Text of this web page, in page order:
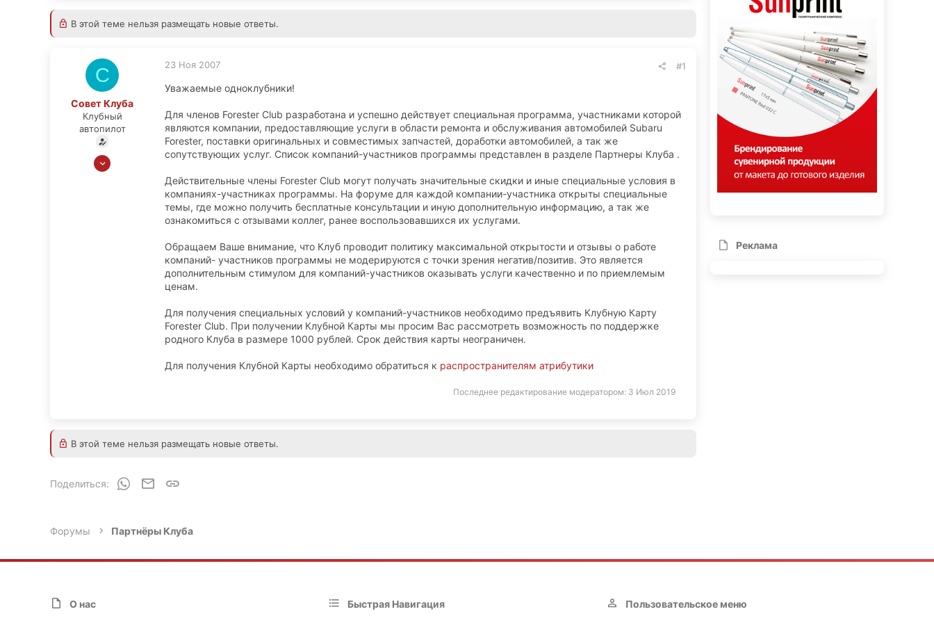
В этой теме нельзя размещать новые ответы.
С
Совет Клуба
Клубный
автопилот
7 Июн 2010
23 Ноя 2007 #1
Уважаемые одноклубники!
Для членов Forester Club разработана и успешно действует специальная программа, участниками которой
являются компании, предоставляющие услуги в области ремонта и обслуживания автомобилей Subaru
Forester, поставки оригинальных и совместимых запчастей, доработки автомобилей, а так же
сопутствующих услуг. Список компаний-участников программы представлен в разделе Партнеры Клуба .
Действительные члены Forester Club могут получать значительные скидки и иные специальные условия в
компаниях-участниках программы. На форуме для каждой компании-участника открыты специальные
темы, где можно получить бесплатные консультации и иную дополнительную информацию, а так же
ознакомиться с отзывами коллег, ранее воспользовавшихся их услугами.
Обращаем Ваше внимание, что Клуб проводит политику максимальной открытости и отзывы о работе
компаний- участников программы не модерируются с точки зрения негатив/позитив. Это является
дополнительным стимулом для компаний-участников оказывать услуги качественно и по приемлемым
ценам.
Для получения специальных условий у компаний-участников необходимо предъявить Клубную Карту
Forester Club. При получении Клубной Карты мы просим Вас рассмотреть возможность по поддержке
родного Клуба в размере 1000 рублей. Срок действия карты неограничен.
Для получения Клубной Карты необходимо обратиться к распространителям атрибутики
Последнее редактирование модератором: 3 Июл 2019
В этой теме нельзя размещать новые ответы.
Поделиться: WhatsAppЭлектронная почта
Ссылка
Реклама
Форумы Партнёры Клуба
О нас Быстрая Навигация Пользовательское меню